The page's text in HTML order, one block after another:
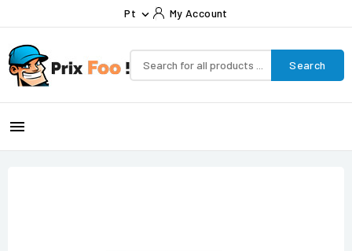
Pt  My Account
Search
